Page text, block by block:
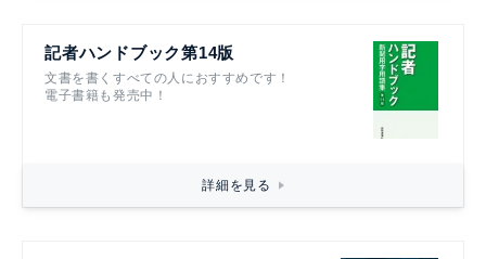
記者ハンドブック第14版
文書を書くすべての人におすすめです！
電子書籍も発売中！
詳細を見る